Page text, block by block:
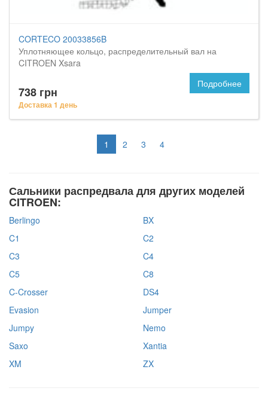
CORTECO 20033856B
Уплотняющее кольцо, распределительный вал на
CITROEN Xsara
738 грн
Доставка 1 день
Подробнее
1 2 3 4
Сальники распредвала для других моделей
CITROEN:
Berlingo
BX
C1
C2
C3
C4
C5
C8
C-Crosser
DS4
Evasion
Jumper
Jumpy
Nemo
Saxo
Xantia
XM
ZX